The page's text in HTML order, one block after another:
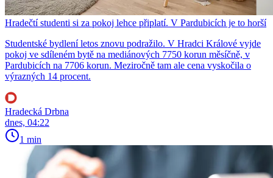
Hradečtí studenti si za pokoj lehce připlatí. V Pardubicích je to horší
Studentské bydlení letos znovu podražilo. V Hradci Králové vyjde
pokoj ve sdíleném bytě na mediánových 7750 korun měsíčně, v
Pardubicích na 7706 korun. Meziročně tam ale cena vyskočila o
výrazných 14 procent.
Hradecká Drbna
dnes, 04:22
1 min